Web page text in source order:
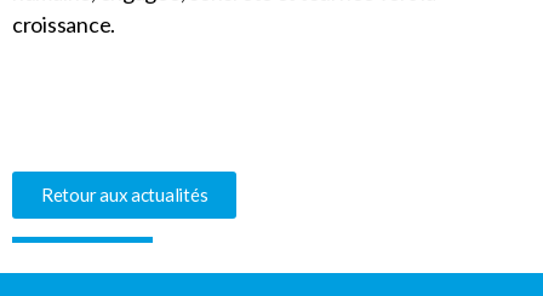
croissance.
Retour aux actualités